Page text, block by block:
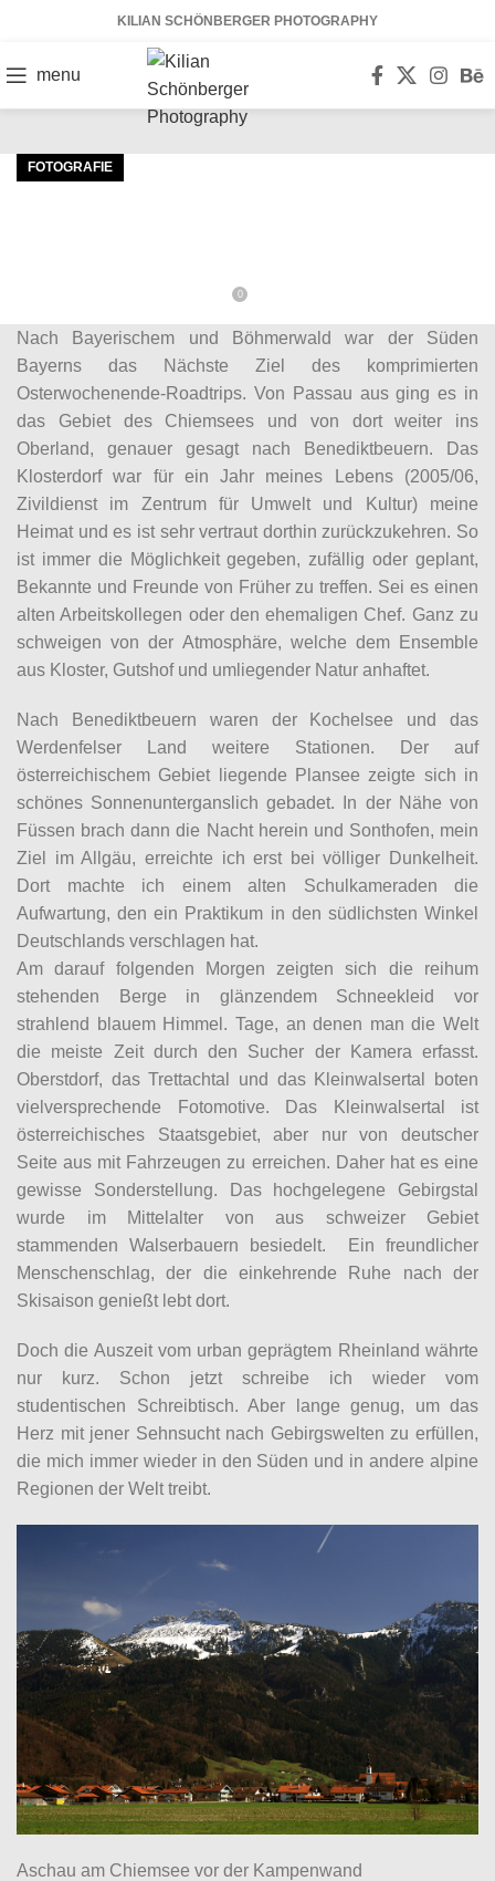
KILIAN SCHÖNBERGER PHOTOGRAPHY
menu
FOTOGRAFIE
0
Nach Bayerischem und Böhmerwald war der Süden
Bayerns das Nächste Ziel des komprimierten
Osterwochenende-Roadtrips. Von Passau aus ging es in
das Gebiet des Chiemsees und von dort weiter ins
Oberland, genauer gesagt nach Benediktbeuern. Das
Klosterdorf war für ein Jahr meines Lebens (2005/06,
Zivildienst im Zentrum für Umwelt und Kultur) meine
Heimat und es ist sehr vertraut dorthin zurückzukehren. So
ist immer die Möglichkeit gegeben, zufällig oder geplant,
Bekannte und Freunde von Früher zu treffen. Sei es einen
alten Arbeitskollegen oder den ehemaligen Chef. Ganz zu
schweigen von der Atmosphäre, welche dem Ensemble
aus Kloster, Gutshof und umliegender Natur anhaftet.
Nach Benediktbeuern waren der Kochelsee und das
Werdenfelser Land weitere Stationen. Der auf
österreichischem Gebiet liegende Plansee zeigte sich in
schönes Sonnenunterganslich gebadet. In der Nähe von
Füssen brach dann die Nacht herein und Sonthofen, mein
Ziel im Allgäu, erreichte ich erst bei völliger Dunkelheit.
Dort machte ich einem alten Schulkameraden die
Aufwartung, den ein Praktikum in den südlichsten Winkel
Deutschlands verschlagen hat.
Am darauf folgenden Morgen zeigten sich die reihum
stehenden Berge in glänzendem Schneekleid vor
strahlend blauem Himmel. Tage, an denen man die Welt
die meiste Zeit durch den Sucher der Kamera erfasst.
Oberstdorf, das Trettachtal und das Kleinwalsertal boten
vielversprechende Fotomotive. Das Kleinwalsertal ist
österreichisches Staatsgebiet, aber nur von deutscher
Seite aus mit Fahrzeugen zu erreichen. Daher hat es eine
gewisse Sonderstellung. Das hochgelegene Gebirgstal
wurde im Mittelalter von aus schweizer Gebiet
stammenden Walserbauern besiedelt. Ein freundlicher
Menschenschlag, der die einkehrende Ruhe nach der
Skisaison genießt lebt dort.
Doch die Auszeit vom urban geprägtem Rheinland währte
nur kurz. Schon jetzt schreibe ich wieder vom
studentischen Schreibtisch. Aber lange genug, um das
Herz mit jener Sehnsucht nach Gebirgswelten zu erfüllen,
die mich immer wieder in den Süden und in andere alpine
Regionen der Welt treibt.
Aschau am Chiemsee vor der Kampenwand
30
DEZ.
29
JUNI
28
JAN.
08
JAN.
22
JUNI
04
APR.
13
FEB.
11
FEB.
07
MAI
03
MÄRZ
01
MÄRZ
28
FEB.